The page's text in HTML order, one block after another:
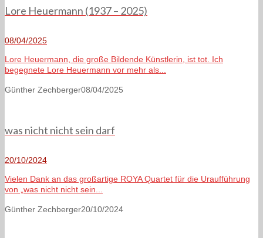
Lore Heuermann (1937 – 2025)
08/04/2025
Lore Heuermann, die große Bildende Künstlerin, ist tot. Ich
begegnete Lore Heuermann vor mehr als...
Günther Zechberger08/04/2025
was nicht nicht sein darf
20/10/2024
Vielen Dank an das großartige ROYA Quartet für die Uraufführung
von „was nicht nicht sein...
Günther Zechberger20/10/2024